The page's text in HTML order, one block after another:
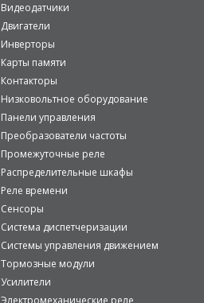
Видеодатчики
Двигатели
Инверторы
Карты памяти
Контакторы
Низковольтное оборудование
Панели управления
Преобразователи частоты
Промежуточные реле
Распределительные шкафы
Реле времени
Сенсоры
Система диспетчеризации
Системы управления движением
Тормозные модули
Усилители
Электромеханические реле